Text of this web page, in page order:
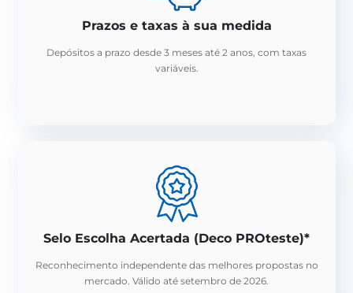
Prazos e taxas à sua medida
Depósitos a prazo desde 3 meses até 2 anos, com taxas
variáveis.
Selo Escolha Acertada (Deco PROteste)*
Reconhecimento independente das melhores propostas no
mercado. Válido até setembro de 2026.